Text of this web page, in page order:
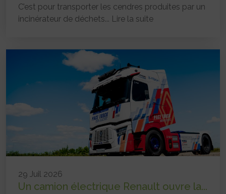
C’est pour transporter les cendres produites par un
incinérateur de déchets... Lire la suite
29 Juil 2026
Un camion électrique Renault ouvre la...